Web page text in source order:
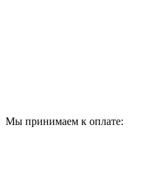
Мы принимаем к оплате: